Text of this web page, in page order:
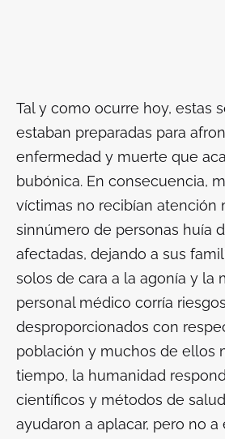
Tal y como ocurre hoy, estas
estaban preparadas para
enfermedad y muerte que
bubónica. En consecuencia,
víctimas no recibían atención
sinnúmero de personas huía
afectadas, dejando a sus
solos de cara a la agonía y la
personal médico corría riesgos
desproporcionados con
población y muchos de ellos
tiempo, la humanidad
científicos y métodos de
ayudaron a aplacar, pero no a